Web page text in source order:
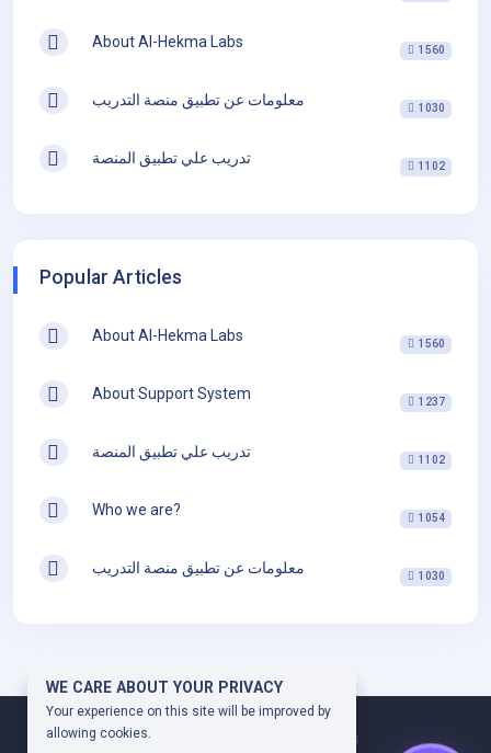
About Al-Hekma Labs 1560
معلومات عن تطبيق منصة التدريب 1030
تدريب علي تطبيق المنصة 1102
Popular Articles
About Al-Hekma Labs 1560
About Support System 1237
تدريب علي تطبيق المنصة 1102
Who we are? 1054
معلومات عن تطبيق منصة التدريب 1030
Copyright © 2024. AlHekma Labs
WE CARE ABOUT YOUR PRIVACY
Your experience on this site will be improved by
allowing cookies.